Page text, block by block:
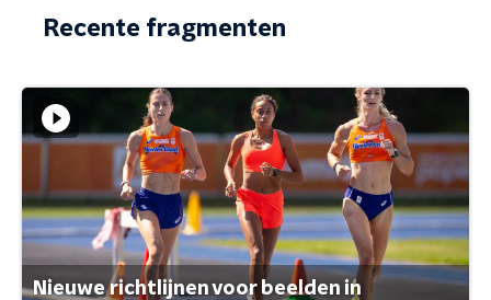
Recente fragmenten
Nieuwe richtlijnen voor beelden in